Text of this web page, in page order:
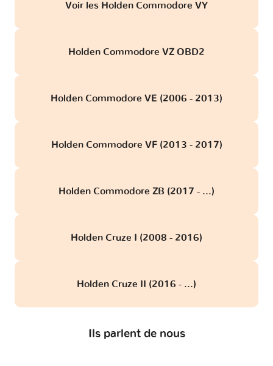
Voir les Holden Commodore VY
Holden Commodore VZ OBD2
Holden Commodore VE (2006 - 2013)
Holden Commodore VF (2013 - 2017)
Holden Commodore ZB (2017 - ...)
Holden Cruze I (2008 - 2016)
Holden Cruze II (2016 - ...)
Ils parlent de nous